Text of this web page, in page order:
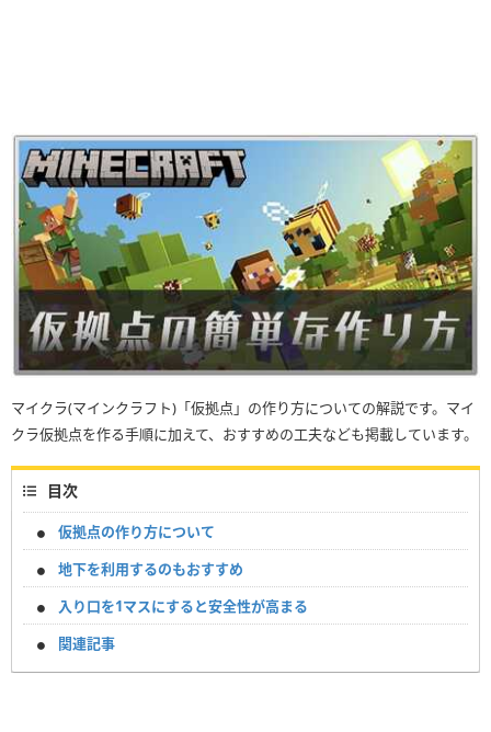
マイクラ(マインクラフト)「仮拠点」の作り方についての解説です。マイ
クラ仮拠点を作る手順に加えて、おすすめの工夫なども掲載しています。
目次
仮拠点の作り方について
地下を利用するのもおすすめ
入り口を1マスにすると安全性が高まる
関連記事